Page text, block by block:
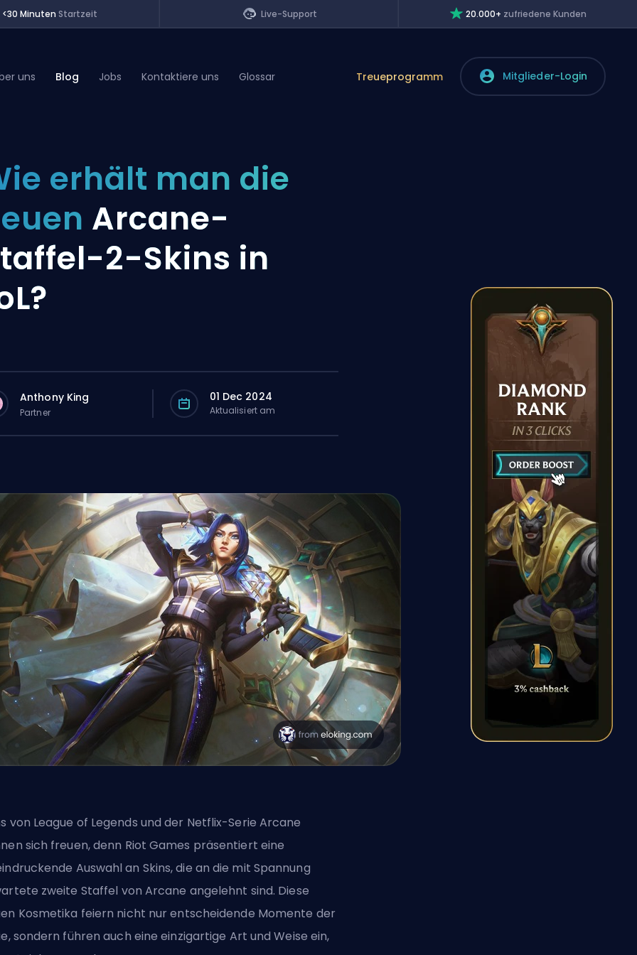
<30 Minuten Startzeit Live-Support 20.000+ zufriedene Kunden
uns Blog Jobs Kontaktiere uns Glossar Treueprogramm Mitglieder-Login
erhält man die
Arcane-
2-Skins in
Anthony King
Partner
01 Dec 2024
Aktualisiert am
von League of Legends und der Netflix-Serie Arcane
sich freuen, denn Riot Games präsentiert eine
Auswahl an Skins, die an die mit Spannung
zweite Staffel von Arcane angelehnt sind. Diese
Kosmetika feiern nicht nur entscheidende Momente der
sondern führen auch eine einzigartige Art und Weise ein,